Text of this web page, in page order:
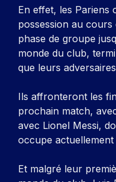
En effet, les Pariens
possession au
phase de groupe
monde du club,
que leurs
Ils affronteront les
prochain match,
avec Lionel Messi,
occupe actuellement
Et malgré leur